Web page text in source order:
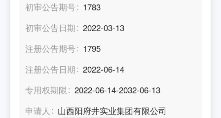
初审公告期号
1783
初审公告日期
2022-03-13
注册公告期号
1795
注册公告日期
2022-06-14
专用权期限
2022-06-14-2032-06-13
申请人
山西阳府井实业集团有限公司